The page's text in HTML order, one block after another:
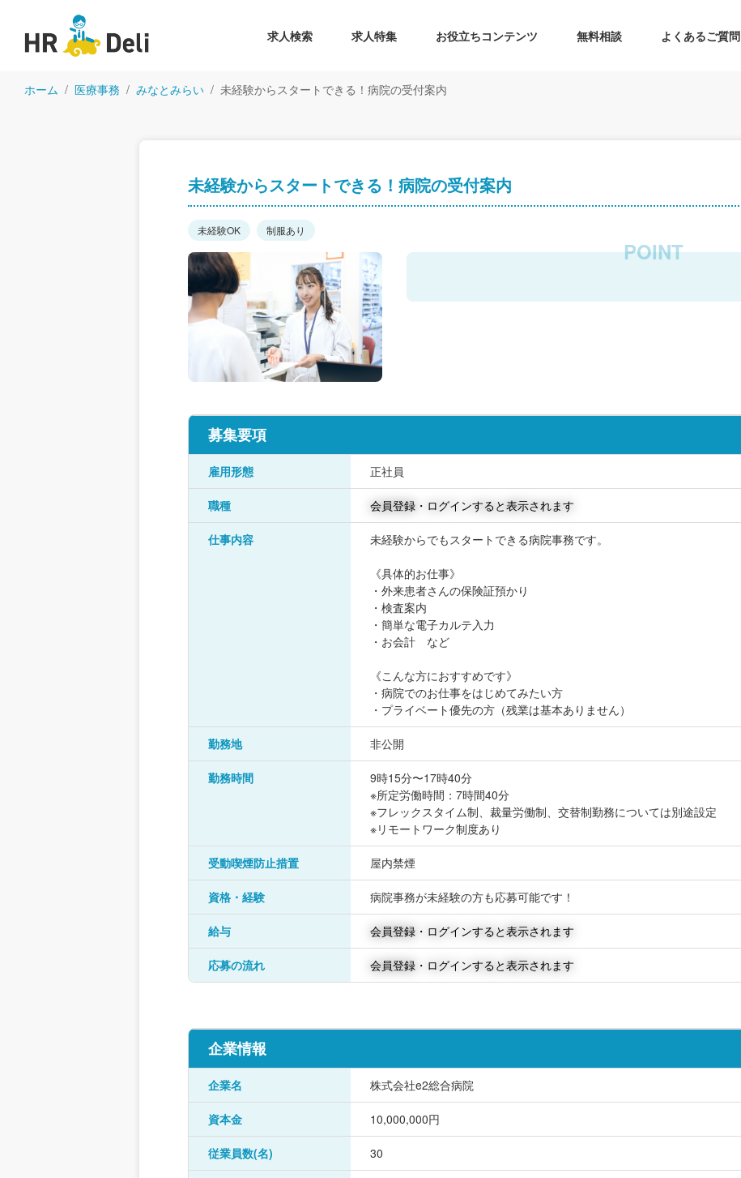
求人検索 求人特集 お役立ちコンテンツ 無料相談
よくあるご質問
ホーム 医療事務 みなとみらい 未経験からスタートできる！病院の受付案内
未経験からスタートできる！病院の受付案内
未経験OK 制服あり
募集要項
雇用形態 正社員
職種 会員登録・ログインすると表示されます
仕事内容 未経験からでもスタートできる病院事務です。
《具体的お仕事》
・外来患者さんの保険証預かり
・検査案内
・簡単な電子カルテ入力
・お会計 など
《こんな方におすすめです》
・病院でのお仕事をはじめてみたい方
・プライベート優先の方（残業は基本ありません）
勤務地 非公開
勤務時間
9時15分〜17時40分
※所定労働時間：7時間40分
※フレックスタイム制、裁量労働制、交替制勤務については別途設定
※リモートワーク制度あり
受動喫煙防止措置 屋内禁煙
資格・経験 病院事務が未経験の方も応募可能です！
給与 会員登録・ログインすると表示されます
応募の流れ 会員登録・ログインすると表示されます
企業情報
企業名 株式会社e2総合病院
資本金 10,000,000円
従業員数(名) 30